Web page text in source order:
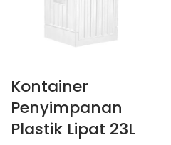
Kontainer
Penyimpanan
Plastik Lipat 23L